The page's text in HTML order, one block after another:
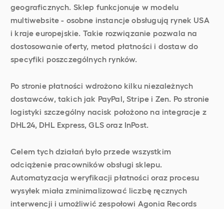
geograficznych. Sklep funkcjonuje w modelu
multiwebsite - osobne instancje obsługują rynek USA
i kraje europejskie. Takie rozwiązanie pozwala na
dostosowanie oferty, metod płatności i dostaw do
specyfiki poszczególnych rynków.
Po stronie płatności wdrożono kilku niezależnych
dostawców, takich jak PayPal, Stripe i Zen. Po stronie
logistyki szczególny nacisk położono na integracje z
DHL24, DHL Express, GLS oraz InPost.
Celem tych działań było przede wszystkim
odciążenie pracowników obsługi sklepu.
Automatyzacja weryfikacji płatności oraz procesu
wysyłek miała zminimalizować liczbę ręcznych
interwencji i umożliwić zespołowi Agonia Records